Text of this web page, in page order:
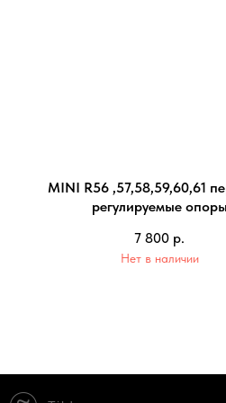
MINI R56 ,57,58,59,60,61
регулируемые
7 800 р.
Нет в наличии